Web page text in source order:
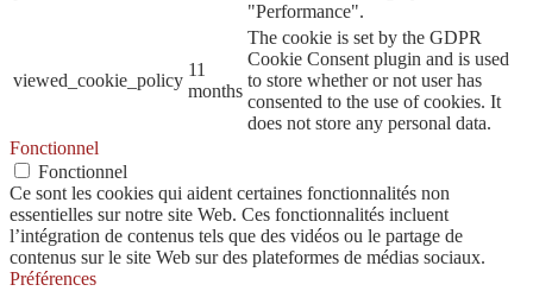
"Performance".
viewed_cookie_policy
11
months
The cookie is set by the GDPR
Cookie Consent plugin and is used
to store whether or not user has
consented to the use of cookies. It
does not store any personal data.
Fonctionnel
Fonctionnel
Ce sont les cookies qui aident certaines fonctionnalités non
essentielles sur notre site Web. Ces fonctionnalités incluent
l’intégration de contenus tels que des vidéos ou le partage de
contenus sur le site Web sur des plateformes de médias sociaux.
Préférences